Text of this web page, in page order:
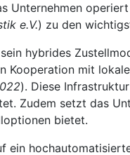
Unternehmen
e.V.) zu den
hybrides
Kooperation mit
). Diese
Zudem setzt das
bietet.
ein